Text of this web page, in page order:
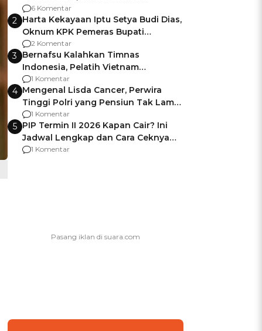
Gagalnya Negara Jamin Keamanan
6 Komentar
2 Harta Kekayaan Iptu Setya Budi Dias,
Oknum KPK Pemeras Bupati
Pemalang
2 Komentar
3 Bernafsu Kalahkan Timnas
Indonesia, Pelatih Vietnam
Berencana Pakai Jimat di Pakansari
1 Komentar
4 Mengenal Lisda Cancer, Perwira
Tinggi Polri yang Pensiun Tak Lama
Usai Jadi Brigjen
1 Komentar
5 PIP Termin II 2026 Kapan Cair? Ini
Jadwal Lengkap dan Cara Ceknya
agar Dana Tidak Hangus!
1 Komentar